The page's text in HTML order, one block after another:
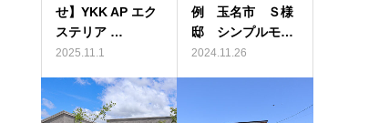
せ】YKK AP エク
ステリア …
2025.11.1
例 玉名市 Ｓ様
邸 シンプルモ…
2024.11.26